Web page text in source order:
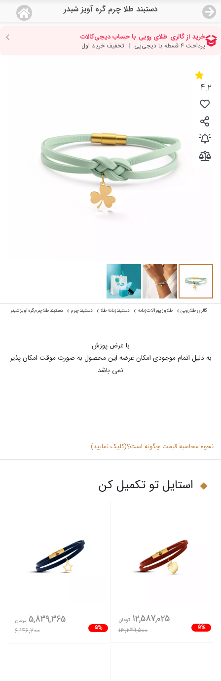
دستبند طلا چرم گره آویز شبدر
منو
صفحه اصلی
دسته بندی محصولات
نمایندگی ها
مجله روبی
درباره ما
اعطای نمایندگی
4.2
گالری طلا روبی طلا و زیورآلات زنانه دستبند زنانه طلا دستبند چرم دستبند طلا چرم گره آویز شبدر
با عرض پوزش
به دلیل اتمام موجودی امکان عرضه این محصول به صورت موقت امکان پذیر
نمی باشد
نحوه محاسبه قیمت چگونه است؟(کلیک نمایید)
استایل تو تکمیل کن
5%
12,587,025 تومان
13,249,500
5%
5,839,365 تومان
6,146,700